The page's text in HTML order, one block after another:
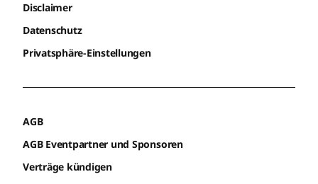
Disclaimer
Datenschutz
Privatsphäre-Einstellungen
AGB
AGB Eventpartner und Sponsoren
Verträge kündigen